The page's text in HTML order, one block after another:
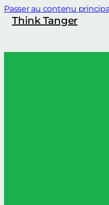
Passer au contenu
Think Tanger